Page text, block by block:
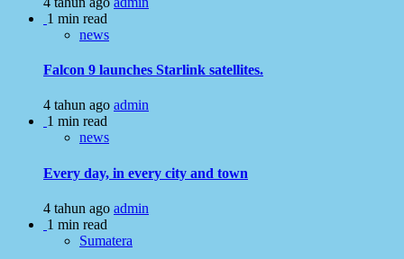
1 min read
news
Falcon 9 launches Starlink satellites.
4 tahun ago admin
1 min read
news
Every day, in every city and town
4 tahun ago admin
1 min read
Sumatera